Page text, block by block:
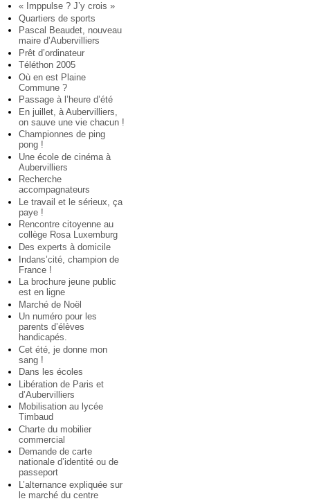
« Imppulse ? J’y crois »
Quartiers de sports
Pascal Beaudet, nouveau
maire d’Aubervilliers
Prêt d’ordinateur
Téléthon 2005
Où en est Plaine
Commune ?
Passage à l’heure d’été
En juillet, à Aubervilliers,
on sauve une vie chacun !
Championnes de ping
pong !
Une école de cinéma à
Aubervilliers
Recherche
accompagnateurs
Le travail et le sérieux, ça
paye !
Rencontre citoyenne au
collège Rosa Luxemburg
Des experts à domicile
Indans’cité, champion de
France !
La brochure jeune public
est en ligne
Marché de Noël
Un numéro pour les
parents d’élèves
handicapés.
Cet été, je donne mon
sang !
Dans les écoles
Libération de Paris et
d’Aubervilliers
Mobilisation au lycée
Timbaud
Charte du mobilier
commercial
Demande de carte
nationale d’identité ou de
passeport
L’alternance expliquée sur
le marché du centre